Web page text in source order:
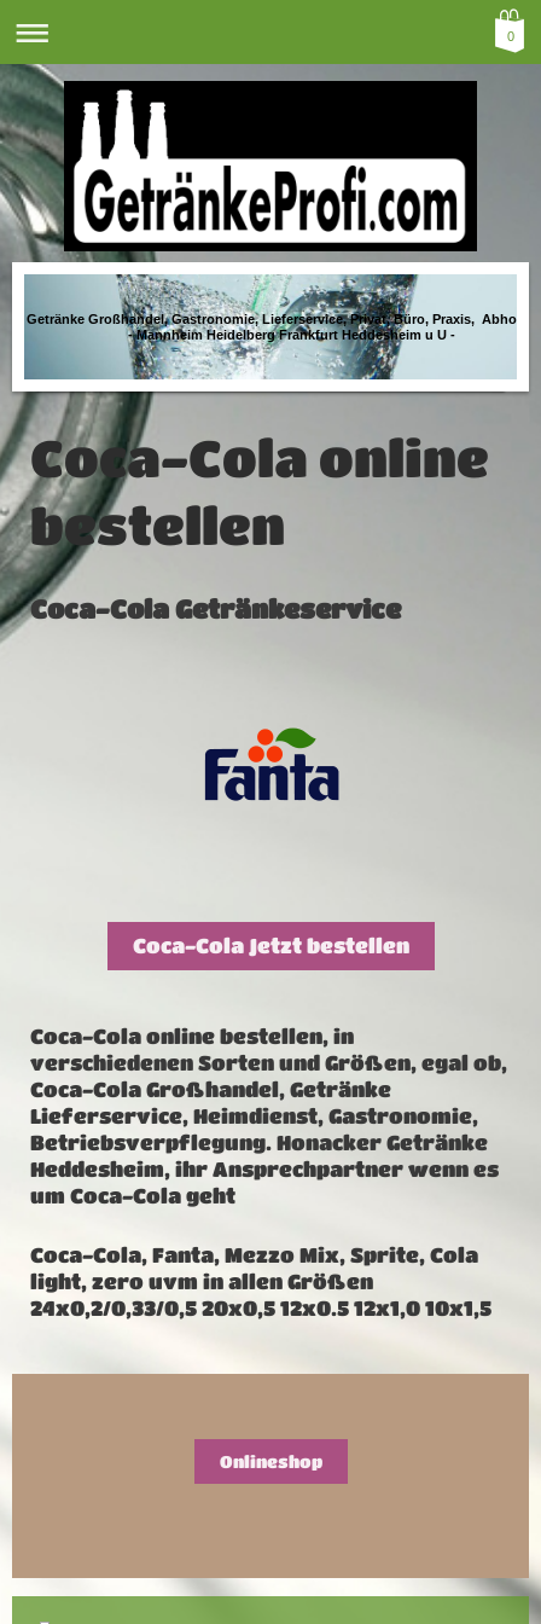
0
Getränke Großhandel, Gastronomie, Lieferservice, Privat, Büro, Praxis,
- Mannheim Heidelberg Frankfurt Heddesheim u U -
Coca-Cola online
bestellen
Coca-Cola Getränkeservice
Coca-Cola Jetzt bestellen
Coca-Cola online bestellen, in
verschiedenen Sorten und Größen, egal ob,
Coca-Cola Großhandel, Getränke
Lieferservice, Heimdienst, Gastronomie,
Betriebsverpflegung. Honacker Getränke
Heddesheim, ihr Ansprechpartner wenn es
um Coca-Cola geht
Coca-Cola, Fanta, Mezzo Mix, Sprite, Cola
light, zero uvm in allen Größen
24x0,2/0,33/0,5 20x0,5 12x0.5 12x1,0 10x1,5
Onlineshop